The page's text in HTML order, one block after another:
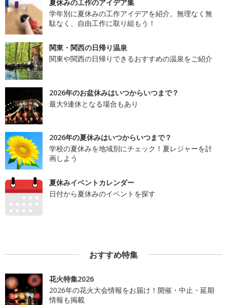
夏休みの工作のアイデア集
学年別に夏休みの工作アイデアを紹介。無理なく無
駄なく、自由工作に取り組もう！
関東・関西の日帰り温泉
関東や関西の日帰りできるおすすめの温泉をご紹介
2026年のお盆休みはいつからいつまで？
最大9連休となる場合もあり
2026年の夏休みはいつからいつまで？
学校の夏休みを地域別にチェック！夏レジャーを計
画しよう
夏休みイベントカレンダー
日付から夏休みのイベントを探す
おすすめ特集
花火特集2026
2026年の花火大会情報をお届け！開催・中止・延期
情報も掲載